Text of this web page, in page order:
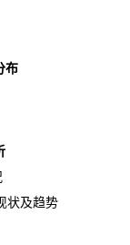
布
状及趋势